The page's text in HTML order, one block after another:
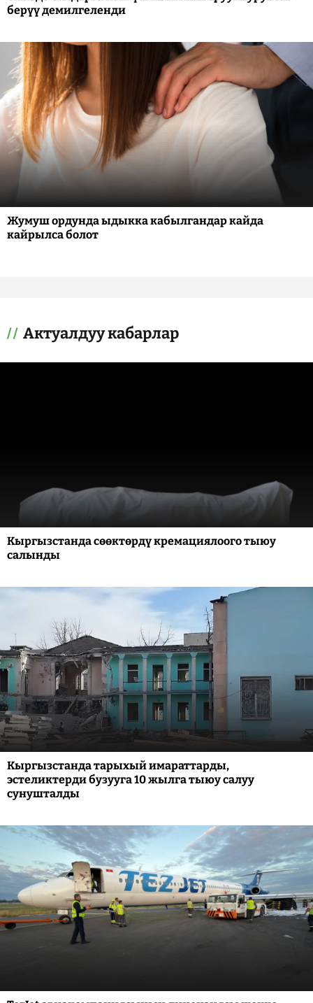
берүү демилгеленди
Жумуш ордунда ыдыкка кабылгандар кайда
кайрылса болот
Актуалдуу кабарлар
Кыргызстанда сөөктөрдү кремациялоого тыюу
салынды
Кыргызстанда тарыхый имараттарды,
эстеликтерди бузууга 10 жылга тыюу салуу
сунушталды